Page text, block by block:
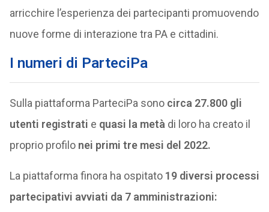
arricchire l’esperienza dei partecipanti promuovendo
nuove forme di interazione tra PA e cittadini.
I numeri di ParteciPa
Sulla piattaforma ParteciPa sono circa 27.800 gli
utenti registrati e quasi la metà di loro ha creato il
proprio profilo nei primi tre mesi del 2022.
La piattaforma finora ha ospitato 19 diversi processi
partecipativi avviati da 7 amministrazioni: